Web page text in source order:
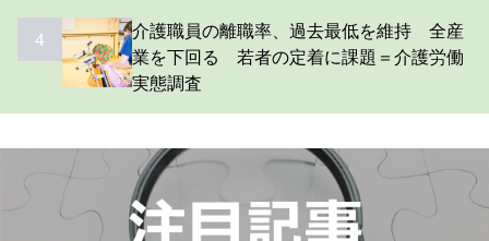
4
介護職員の離職率、過去最低を維持 全産
業を下回る 若者の定着に課題＝介護労働
実態調査